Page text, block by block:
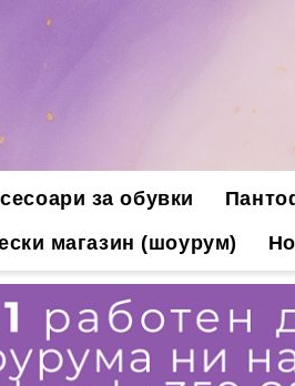
за обувки
магазин (шоурум)